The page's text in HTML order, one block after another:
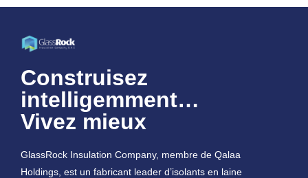
Construisez
intelligemment…
Vivez mieux
GlassRock Insulation Company, membre de Qalaa
Holdings, est un fabricant leader d’isolants en laine